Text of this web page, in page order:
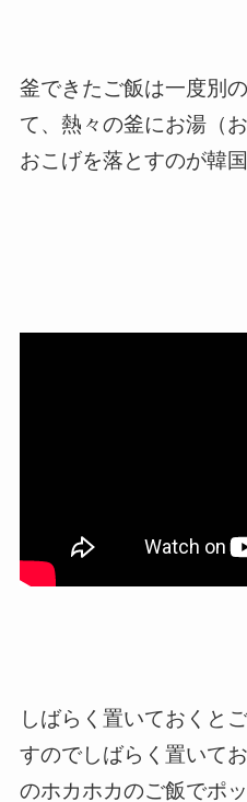
釜できたご飯は一度別
て、熱々の釜にお湯（
おこげを落とすのが韓国
しばらく置いておくと
すのでしばらく置いて
のホカホカのご飯でポ